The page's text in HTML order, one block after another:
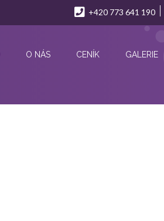
+420 773 641 190
O NÁS CENÍK GALERIE